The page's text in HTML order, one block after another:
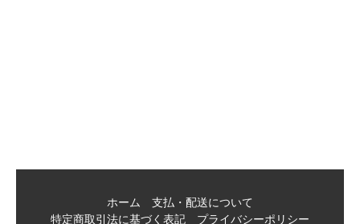
ホーム
支払・配送について
特定商取引法に基づく表記
プライバシーポリシー